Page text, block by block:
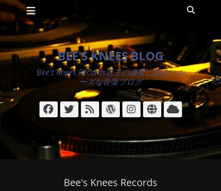
コ
ン
テ
ン
ツ
へ
ッ
プ
メインメニュー
索
BEE'S KNEES BLOG
Bee's Knees Records店主の適度にゆるいル
ーズな音楽ブログ
Facebook
Twitter
ィ
ド
WordPress
Instagram
サ
イ
ク
ラ
ウ
ド
Bee's Knees Records